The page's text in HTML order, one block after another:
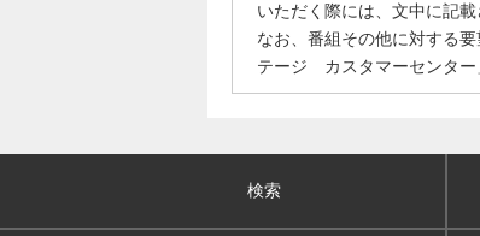
いただく際には、文中に記
なお、番組その他に対する
テージ カスタマーセンター
検索